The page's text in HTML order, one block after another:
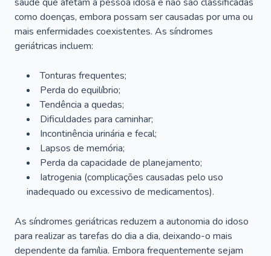
como doenças, embora possam ser causadas por uma ou
mais enfermidades coexistentes. As síndromes
geriátricas incluem:
Tonturas frequentes;
Perda do equilíbrio;
Tendência a quedas;
Dificuldades para caminhar;
Incontinência urinária e fecal;
Lapsos de memória;
Perda da capacidade de planejamento;
Iatrogenia (complicações causadas pelo uso
inadequado ou excessivo de medicamentos).
As síndromes geriátricas reduzem a autonomia do idoso
para realizar as tarefas do dia a dia, deixando-o mais
dependente da família. Embora frequentemente sejam